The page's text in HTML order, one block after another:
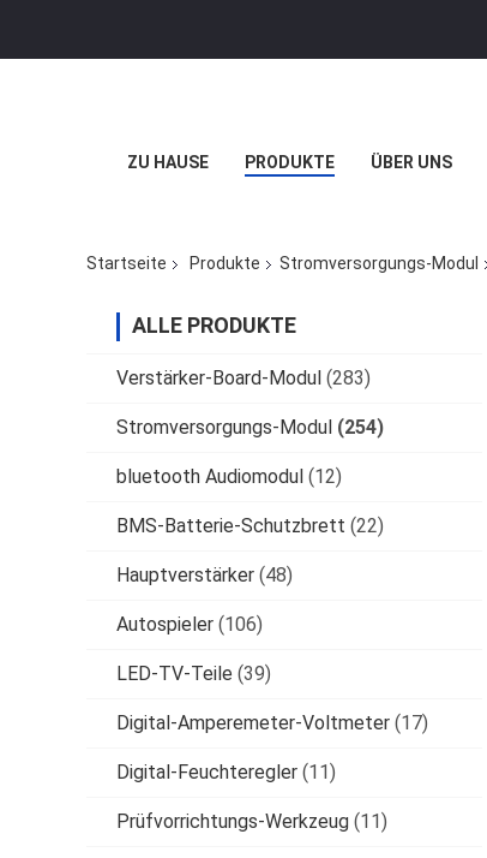
ZU HAUSE PRODUKTE ÜBER UNS
Startseite Produkte Stromversorgungs-Modul
ALLE PRODUKTE
Verstärker-Board-Modul (283)
Stromversorgungs-Modul (254)
bluetooth Audiomodul (12)
BMS-Batterie-Schutzbrett (22)
Hauptverstärker (48)
Autospieler (106)
LED-TV-Teile (39)
Digital-Amperemeter-Voltmeter (17)
Digital-Feuchteregler (11)
Prüfvorrichtungs-Werkzeug (11)